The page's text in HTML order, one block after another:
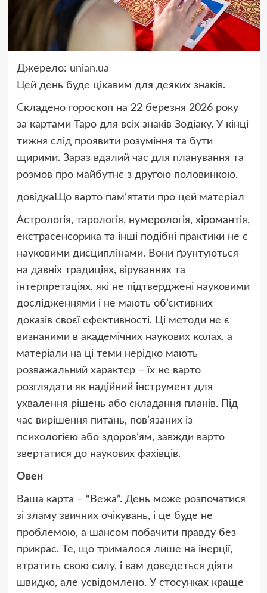
Джерело: unian.ua
Цей день буде цікавим для деяких знаків.
Складено гороскоп на 22 березня 2026 року
за картами Таро для всіх знаків Зодіаку. У кінці
тижня слід проявити розуміння та бути
щирими. Зараз вдалий час для планування та
розмов про майбутнє з другою половинкою.
довідкаЩо варто пам’ятати про цей матеріал
Астрологія, тарологія, нумерологія, хіромантія,
екстрасенсорика та інші подібні практики не є
науковими дисциплінами. Вони ґрунтуються
на давніх традиціях, віруваннях та
інтерпретаціях, які не підтверджені науковими
дослідженнями і не мають об’єктивних
доказів своєї ефективності. Ці методи не є
визнаними в академічних наукових колах, а
матеріали на ці теми нерідко мають
розважальний характер – їх не варто
розглядати як надійний інструмент для
ухвалення рішень або складання планів. Під
час вирішення питань, пов’язаних із
психологією або здоров’ям, завжди варто
звертатися до наукових фахівців.
Овен
Ваша карта – “Вежа”. День може розпочатися
зі зламу звичних очікувань, і це буде не
проблемою, а шансом побачити правду без
прикрас. Те, що трималося лише на інерції,
втратить свою силу, і вам доведеться діяти
швидко, але усвідомлено. У стосунках краще